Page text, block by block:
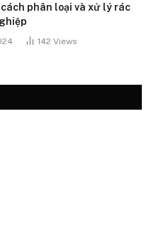
phân loại và xử lý rác
142 Views